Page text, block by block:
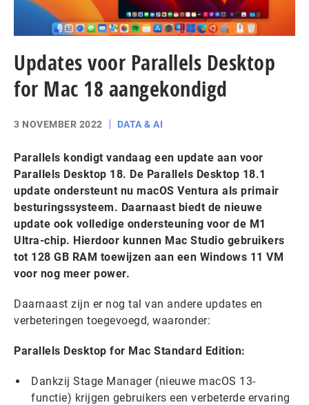
Updates voor Parallels Desktop
for Mac 18 aangekondigd
3 NOVEMBER 2022 DATA & AI
Parallels kondigt vandaag een update aan voor
Parallels Desktop 18. De Parallels Desktop 18.1
update ondersteunt nu macOS Ventura als primair
besturingssysteem. Daarnaast biedt de nieuwe
update ook volledige ondersteuning voor de M1
Ultra-chip. Hierdoor kunnen Mac Studio gebruikers
tot 128 GB RAM toewijzen aan een Windows 11 VM
voor nog meer power.
Daarnaast zijn er nog tal van andere updates en
verbeteringen toegevoegd, waaronder:
Parallels Desktop for Mac Standard Edition:
Dankzij Stage Manager (nieuwe macOS 13-
functie) krijgen gebruikers een verbeterde ervaring